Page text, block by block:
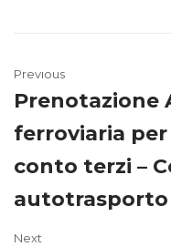
Previous
Prenotazione
ferroviaria
conto terzi –
autotrasporto
Next